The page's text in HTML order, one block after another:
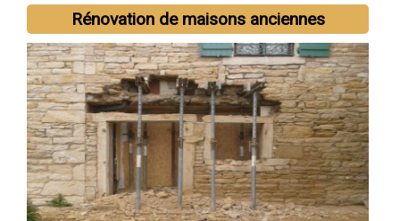
Rénovation de maisons anciennes